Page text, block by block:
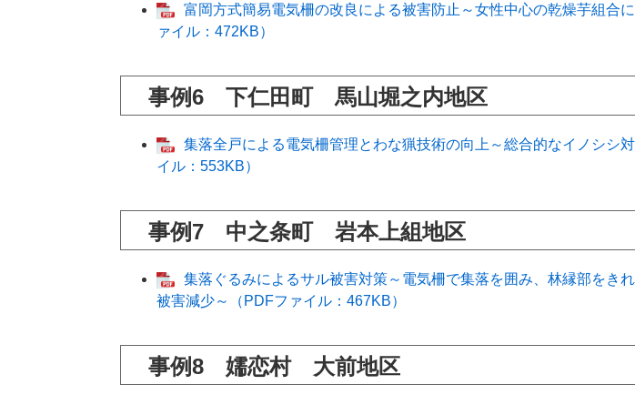
富岡方式簡易電気柵の改良による被害防止～女性中心の乾燥芋組合
ァイル：472KB）
事例6 下仁田町 馬山堀之内地区
集落全戸による電気柵管理とわな猟技術の向上～総合的なイノシシ
イル：553KB）
事例7 中之条町 岩本上組地区
集落ぐるみによるサル被害対策～電気柵で集落を囲み、林縁部をき
被害減少～（PDFファイル：467KB）
事例8 嬬恋村 大前地区